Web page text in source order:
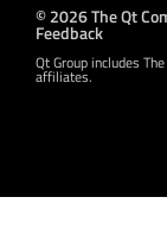
© 2026 The Qt
Feedback
Qt Group includes
affiliates.